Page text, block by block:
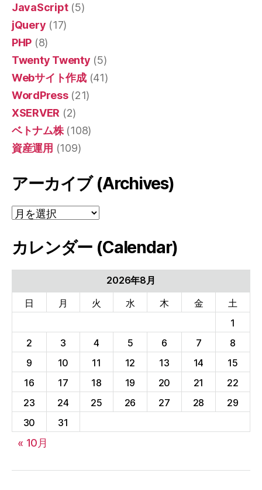
JavaScript(5)
jQuery (17)
PHP (8)
Twenty Twenty (5)
Webサイト作成(41)
WordPress(21)
XSERVER (2)
ベトナム株(108)
資産運用 (109)
アーカイブ (Archives)
ア
ー
イ
カレンダー (Calendar)
2026年8月
日
月 火 水 木 金
土
1
2
3 4 5 6 7
8
9
10 11 12 13 14
15
16
17 18 19 20 21
22
23
24 25 26 27 28
29
30
31
« 10月